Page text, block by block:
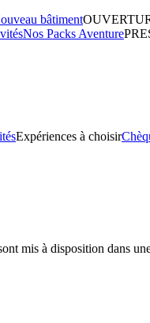
bâtiment
Nos Packs Aventure
Expériences à choisir
mis à disposition dans